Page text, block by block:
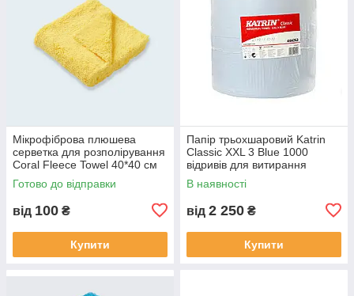
Мікрофіброва плюшева
серветка для розполірування
Coral Fleece Towel 40*40 см
600 г/м2
Готово до відправки
від 100 ₴
Купити
Папір трьохшаровий Katrin
Classic XXL 3 Blue 1000
відривів для витирання
В наявності
від 2 250 ₴
Купити